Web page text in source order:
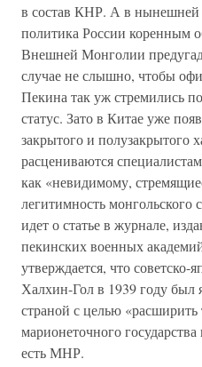
в состав КНР. А в нынешней
политика России коренным
Внешней Монголии
случае не слышно, чтобы
Пекина так уж стремились
статус. Зато в Китае уже
закрытого и полузакрытого
расцениваются
как «невидимому,
легитимность монгольского
идет о статье в журнале,
пекинских военных
утверждается, что
Халхин-Гол в 1939 году был
страной с целью
марионеточного
есть МНР.